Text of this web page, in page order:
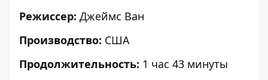
Режиссер: Джеймс Ван
Производство: США
Продолжительность: 1 час 43 минуты